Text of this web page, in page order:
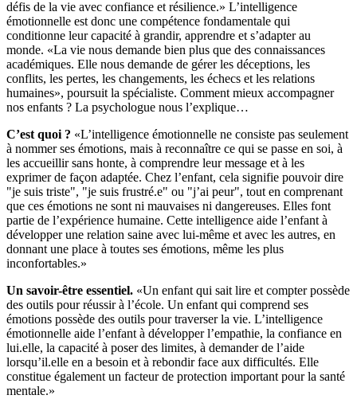
défis de la vie avec confiance et résilience.» L’intelligence
émotionnelle est donc une compétence fondamentale qui
conditionne leur capacité à grandir, apprendre et s’adapter au
monde. «La vie nous demande bien plus que des connaissances
académiques. Elle nous demande de gérer les déceptions, les
conflits, les pertes, les changements, les échecs et les relations
humaines», poursuit la spécialiste. Comment mieux accompagner
nos enfants ? La psychologue nous l’explique…
C’est quoi ? «L’intelligence émotionnelle ne consiste pas seulement
à nommer ses émotions, mais à reconnaître ce qui se passe en soi, à
les accueillir sans honte, à comprendre leur message et à les
exprimer de façon adaptée. Chez l’enfant, cela signifie pouvoir dire
"je suis triste", "je suis frustré.e" ou "j’ai peur", tout en comprenant
que ces émotions ne sont ni mauvaises ni dangereuses. Elles font
partie de l’expérience humaine. Cette intelligence aide l’enfant à
développer une relation saine avec lui-même et avec les autres, en
donnant une place à toutes ses émotions, même les plus
inconfortables.»
Un savoir-être essentiel. «Un enfant qui sait lire et compter possède
des outils pour réussir à l’école. Un enfant qui comprend ses
émotions possède des outils pour traverser la vie. L’intelligence
émotionnelle aide l’enfant à développer l’empathie, la confiance en
lui.elle, la capacité à poser des limites, à demander de l’aide
lorsqu’il.elle en a besoin et à rebondir face aux difficultés. Elle
constitue également un facteur de protection important pour la santé
mentale.»